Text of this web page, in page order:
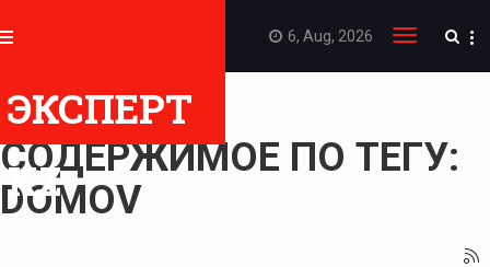
ЭКСПЕРТ
KZ
6, Aug, 2026
Toggle
ПОКАЗАТЬ
СОДЕРЖИМОЕ ПО ТЕГУ:
DOMOV